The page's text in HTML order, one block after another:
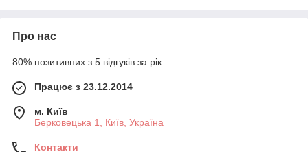
Про нас
80% позитивних з 5 відгуків за рік
Працює з 23.12.2014
м. Київ
Берковецька 1, Київ, Україна
Контакти